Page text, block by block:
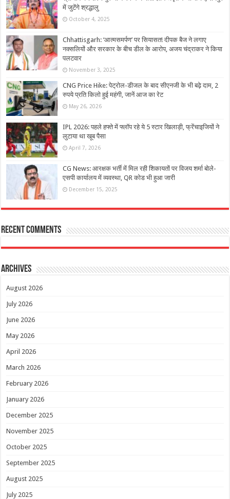
में जुटेंगे श्रद्धालु
October 4, 2025
Chhattisgarh: ‘आत्मसमर्पण’ पर सियासत! दीपक बैज ने लगाए
नक्सलियों और सरकार के बीच डील के आरोप, अजय चंद्राकर ने किया
पलटवार
November 3, 2025
CNG Price Hike: पेट्रोल-डीजल के बाद सीएनजी के भी बढ़े दाम, 2
रुपये प्रति किलो हुई महंगी, जानें आज का रेट
May 26, 2026
IPL 2026: पहले हफ्ते में फ्लॉप रहे ये 5 स्टार खिलाड़ी, फ्रेंचाइजियों ने
लुटाया था खूब पैसा
April 7, 2026
CG News: आरक्षक भर्ती में मिल रही शिकायतों पर विजय शर्मा बोले-
एसपी कार्यालय में व्यवस्था, QR कोड भी हुआ जारी
December 15, 2025
Recent Comments
Archives
August 2026
July 2026
June 2026
May 2026
April 2026
March 2026
February 2026
January 2026
December 2025
November 2025
October 2025
September 2025
August 2025
July 2025